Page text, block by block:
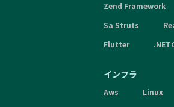
Zend Framework
Sa Struts
Flutter
インフラ
Aws Linux